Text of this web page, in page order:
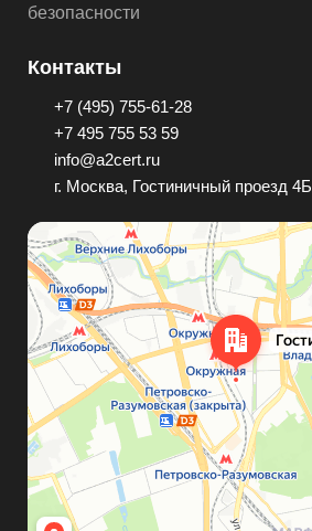
безопасности
Контакты
+7 (495) 755-61-28
+7 495 755 53 59
г. Москва, Гостиничный проезд 4Б
info@a2cert.ru